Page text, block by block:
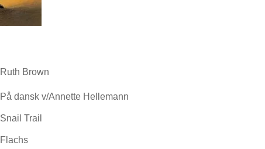
Ruth Brown
På dansk v/Annette Hellemann
Snail Trail
Flachs